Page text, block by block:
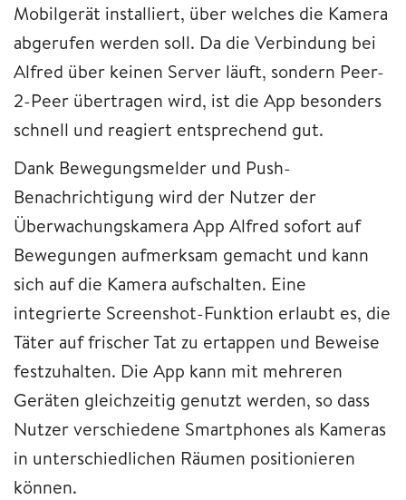
Mobilgerät installiert, über welches die Kamera
abgerufen werden soll. Da die Verbindung bei
Alfred über keinen Server läuft, sondern Peer-
2-Peer übertragen wird, ist die App besonders
schnell und reagiert entsprechend gut.
Dank Bewegungsmelder und Push-
Benachrichtigung wird der Nutzer der
Überwachungskamera App Alfred sofort auf
Bewegungen aufmerksam gemacht und kann
sich auf die Kamera aufschalten. Eine
integrierte Screenshot-Funktion erlaubt es, die
Täter auf frischer Tat zu ertappen und Beweise
festzuhalten. Die App kann mit mehreren
Geräten gleichzeitig genutzt werden, so dass
Nutzer verschiedene Smartphones als Kameras
in unterschiedlichen Räumen positionieren
können.